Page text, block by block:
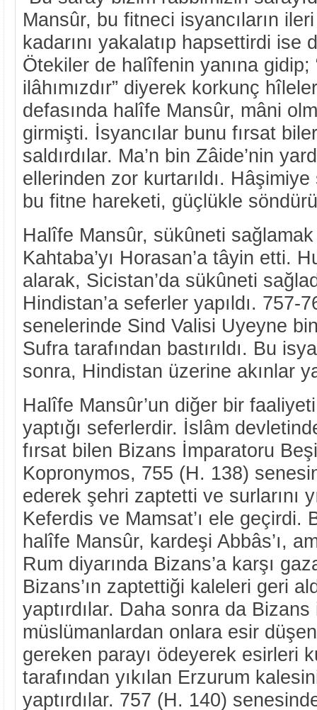
Mansûr, bu fitneci isyancıların
kadarını yakalatıp hapsettirdi ise
Ötekiler de halîfenin yanına gidip;
ilâhımızdır” diyerek korkunç
defasında halîfe Mansûr, mâni
girmişti. İsyancılar bunu fırsat
saldırdılar. Ma’n bin Zâide’nin
ellerinden zor kurtarıldı.
bu fitne hareketi, güçlükle
Halîfe Mansûr, sükûneti
Kahtaba’yı Horasan’a tâyin etti.
alarak, Sicistan’da sükûneti
Hindistan’a seferler yapıldı. 757-
senelerinde Sind Valisi Uyeyne
Sufra tarafından bastırıldı. Bu
sonra, Hindistan üzerine akınlar
Halîfe Mansûr’un diğer bir
yaptığı seferlerdir. İslâm
fırsat bilen Bizans İmparatoru
Kopronymos, 755 (H. 138)
ederek şehri zaptetti ve surlarını
Keferdis ve Mamsat’ı ele geçirdi.
halîfe Mansûr, kardeşi Abbâs’ı,
Rum diyarında Bizans’a karşı
Bizans’ın zaptettiği kaleleri geri
yaptırdılar. Daha sonra da
müslümanlardan onlara esir
gereken parayı ödeyerek esirleri
tarafından yıkılan Erzurum
yaptırdılar. 757 (H. 140)